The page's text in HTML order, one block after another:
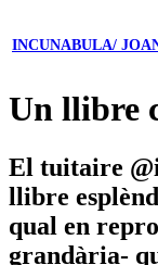
INCUNABULA/
Un llibre
El tuitaire
llibre
qual en
grandària-